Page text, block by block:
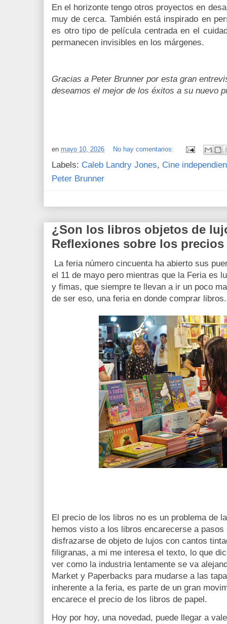
En el horizonte tengo otros proyectos en
muy de cerca. También está inspirado en
es otro tipo de película centrada en el
permanecen invisibles en los márgenes.
Gracias a Peter Brunner por esta gran
deseamos el mejor de los éxitos a su nuevo
en mayo 10, 2026 No hay comentarios:
Labels: Caleb Landry Jones, Cine
Peter Brunner
¿Son los libros objetos de
Reflexiones sobre los
La feria número cincuenta ha abierto sus
el 11 de mayo pero mientras que la Feria es
y fimas, que siempre te llevan a ir un poco
de ser eso, una feria en donde comprar
El precio de los libros no es un problema de
hemos visto a los libros encarecerse a pasos
disfrazarse de objeto de lujos con cantos
filigranas, a mi me interesa el texto, lo que
ver como la industria lentamente se va
Market y Paperbacks para mudarse a las
inherente a la feria, es parte de un gran
encarece el precio de los libros de papel.
Hoy por hoy, una novedad, puede llegar a